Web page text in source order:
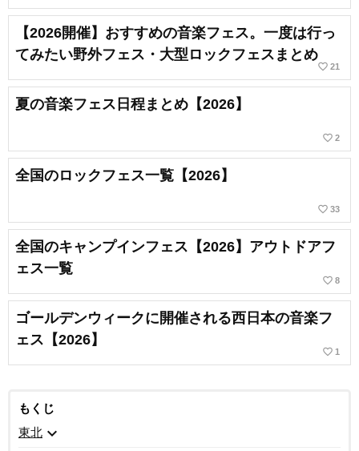
【2026開催】おすすめの音楽フェス。一度は行っ
てみたい野外フェス・大型ロックフェスまとめ
favorite_border 21
夏の音楽フェス日程まとめ【2026】
favorite_border 2
全国のロックフェス一覧【2026】
favorite_border 33
全国のキャンプインフェス【2026】アウトドアフ
ェス一覧
favorite_border 8
ゴールデンウィークに開催される西日本の音楽フ
ェス【2026】
favorite_border 1
もくじ
東北 expand_more